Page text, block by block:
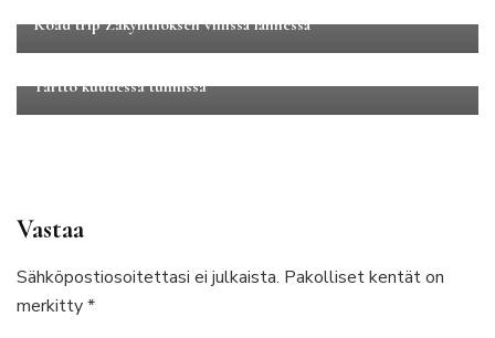
Road trip Zakynthoksen villissä lännessä
Tartto kuudessa tunnissa
Vastaa
Sähköpostiosoitettasi ei julkaista. Pakolliset kentät on
merkitty*